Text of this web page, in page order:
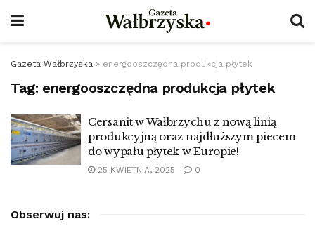
Gazeta Wałbrzyska » energooszczędna produkcja płytek
Tag: energooszczędna produkcja płytek
Cersanit w Wałbrzychu z nową linią
produkcyjną oraz najdłuższym piecem
do wypału płytek w Europie!
25 KWIETNIA, 2025 0
Obserwuj nas: